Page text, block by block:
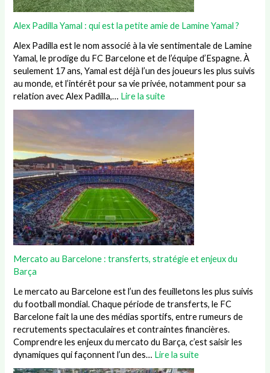
Alex Padilla Yamal : qui est la petite amie de Lamine Yamal ?
Alex Padilla est le nom associé à la vie sentimentale de Lamine
Yamal, le prodige du FC Barcelone et de l’équipe d’Espagne. À
seulement 17 ans, Yamal est déjà l’un des joueurs les plus suivis
au monde, et l’intérêt pour sa vie privée, notamment pour sa
relation avec Alex Padilla,… Lire la suite
Mercato au Barcelone : transferts, stratégie et enjeux du
Barça
Le mercato au Barcelone est l’un des feuilletons les plus suivis
du football mondial. Chaque période de transferts, le FC
Barcelone fait la une des médias sportifs, entre rumeurs de
recrutements spectaculaires et contraintes financières.
Comprendre les enjeux du mercato du Barça, c’est saisir les
dynamiques qui façonnent l’un des… Lire la suite